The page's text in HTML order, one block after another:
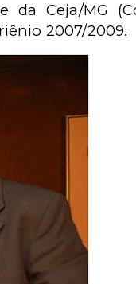
Ceja/MG
2007/2009.